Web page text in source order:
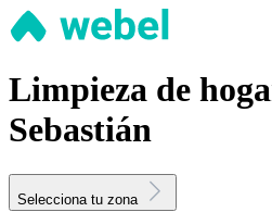
Limpieza de
Sebastián
Selecciona tu zona